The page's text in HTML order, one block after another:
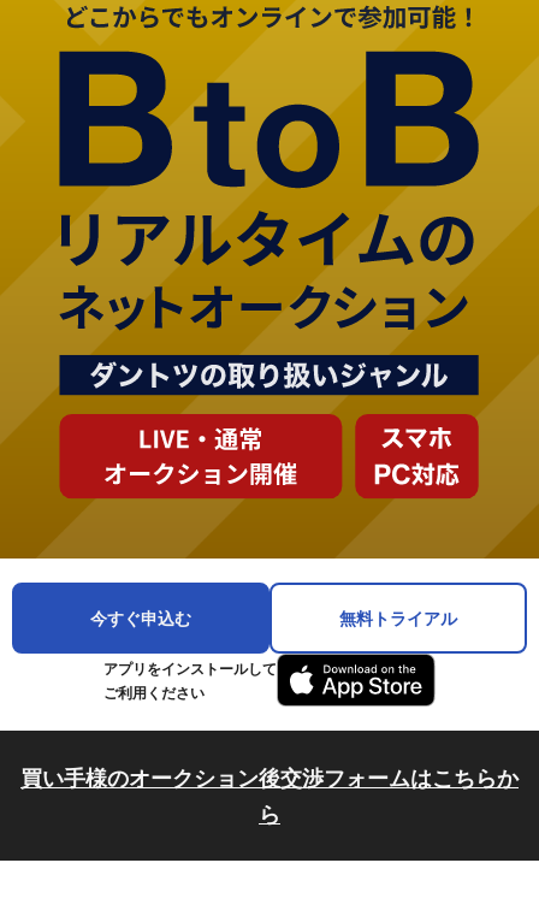
今すぐ申込む 無料トライアル
アプリをインストールして
ご利用ください
買い手様のオークション後交渉フォームはこちらか
ら